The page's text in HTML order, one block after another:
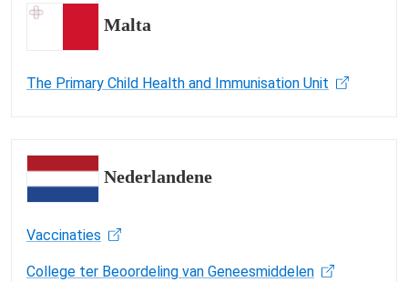
Malta
The Primary Child Health and Immunisation Unit
Nederlandene
Vaccinaties
College ter Beoordeling van Geneesmiddelen